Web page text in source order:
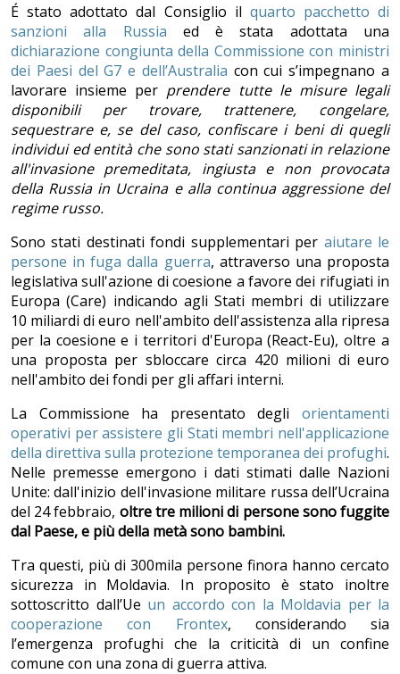
É stato adottato dal Consiglio il quarto pacchetto di
sanzioni alla Russia ed è stata adottata una
dichiarazione congiunta della Commissione con ministri
dei Paesi del G7 e dell’Australia con cui s’impegnano a
lavorare insieme per prendere tutte le misure legali
disponibili per trovare, trattenere, congelare,
sequestrare e, se del caso, confiscare i beni di quegli
individui ed entità che sono stati sanzionati in relazione
all'invasione premeditata, ingiusta e non provocata
della Russia in Ucraina e alla continua aggressione del
regime russo.
Sono stati destinati fondi supplementari per aiutare le
persone in fuga dalla guerra, attraverso una proposta
legislativa sull'azione di coesione a favore dei rifugiati in
Europa (Care) indicando agli Stati membri di utilizzare
10 miliardi di euro nell'ambito dell'assistenza alla ripresa
per la coesione e i territori d'Europa (React-Eu), oltre a
una proposta per sbloccare circa 420 milioni di euro
nell'ambito dei fondi per gli affari interni.
La Commissione ha presentato degli orientamenti
operativi per assistere gli Stati membri nell'applicazione
della direttiva sulla protezione temporanea dei profughi.
Nelle premesse emergono i dati stimati dalle Nazioni
Unite: dall'inizio dell'invasione militare russa dell’Ucraina
del 24 febbraio, oltre tre milioni di persone sono fuggite
dal Paese, e più della metà sono bambini.
Tra questi, più di 300mila persone finora hanno cercato
sicurezza in Moldavia. In proposito è stato inoltre
sottoscritto dall’Ue un accordo con la Moldavia per la
cooperazione con Frontex, considerando sia
l’emergenza profughi che la criticità di un confine
comune con una zona di guerra attiva.